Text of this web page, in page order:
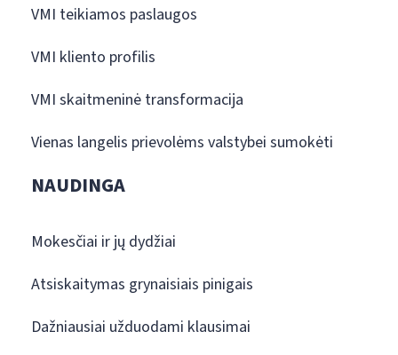
VMI teikiamos paslaugos
VMI kliento profilis
VMI skaitmeninė transformacija
Vienas langelis prievolėms valstybei sumokėti
NAUDINGA
Mokesčiai ir jų dydžiai
Atsiskaitymas grynaisiais pinigais
Dažniausiai užduodami klausimai